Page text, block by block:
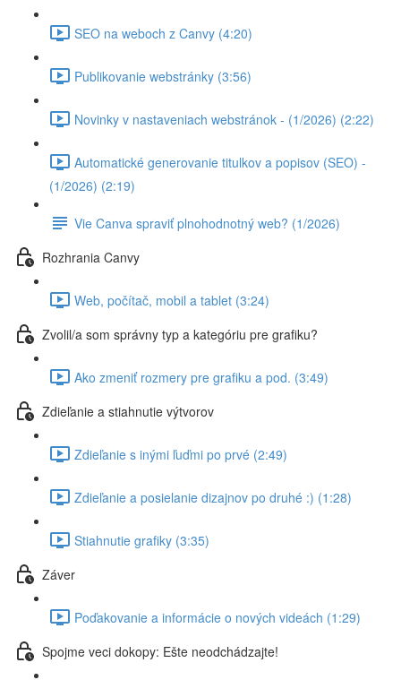
SEO na weboch z Canvy (4:20)
Publikovanie webstránky (3:56)
Novinky v nastaveniach webstránok - (1/2026) (2:22)
Automatické generovanie titulkov a popisov (SEO) -
(1/2026) (2:19)
Vie Canva spraviť plnohodnotný web? (1/2026)
Rozhrania Canvy
Web, počítač, mobil a tablet (3:24)
Zvolil/a som správny typ a kategóriu pre grafiku?
Ako zmeniť rozmery pre grafiku a pod. (3:49)
Zdieľanie a stiahnutie výtvorov
Zdieľanie s inými ľuďmi po prvé (2:49)
Zdieľanie a posielanie dizajnov po druhé :) (1:28)
Stiahnutie grafiky (3:35)
Záver
Poďakovanie a informácie o nových videách (1:29)
Spojme veci dokopy: Ešte neodchádzajte!